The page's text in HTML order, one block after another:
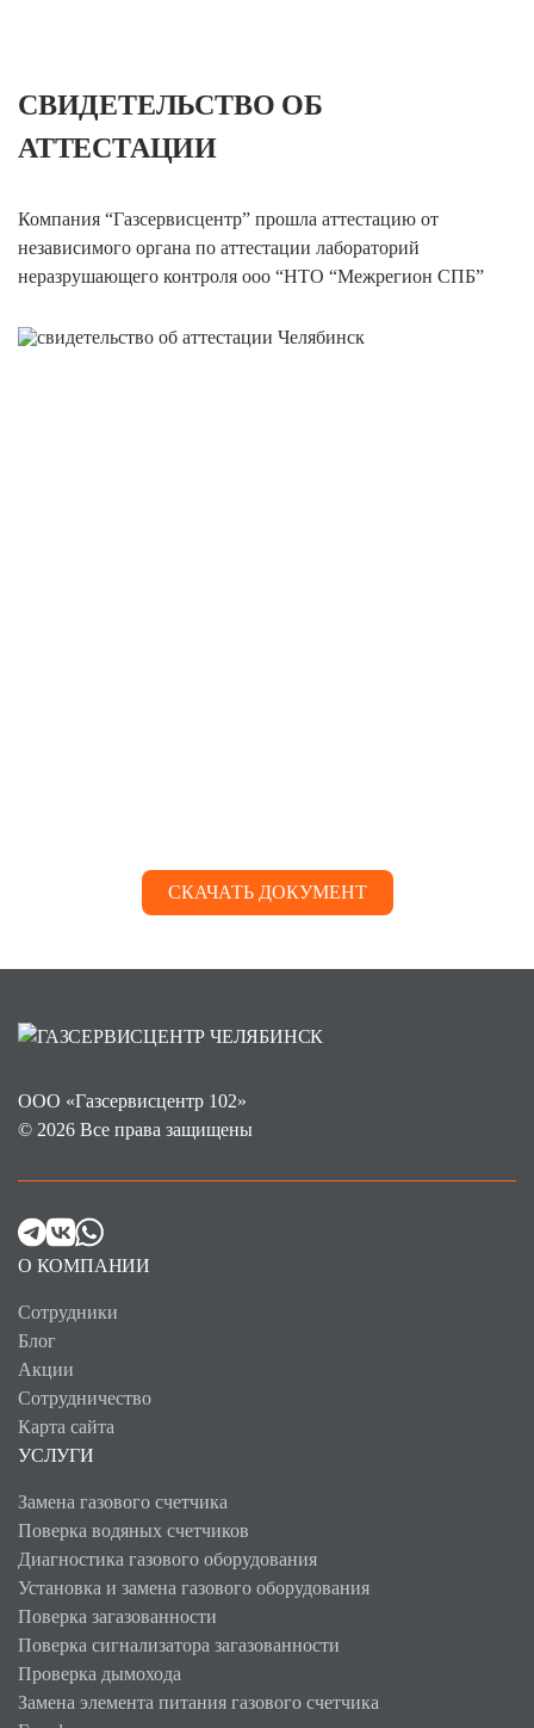
СВИДЕТЕЛЬСТВО ОБ
АТТЕСТАЦИИ
Компания “Газсервисцентр” прошла аттестацию от
независимого органа по аттестации лабораторий
неразрушающего контроля ооо “НТО “Межрегион СПБ”
СКАЧАТЬ ДОКУМЕНТ
ООО «Газсервисцентр 102»
© 2026 Все права защищены
О КОМПАНИИ
Сотрудники
Блог
Акции
Сотрудничество
Карта сайта
УСЛУГИ
Замена газового счетчика
Поверка водяных счетчиков
Диагностика газового оборудования
Установка и замена газового оборудования
Поверка загазованности
Поверка сигнализатора загазованности
Проверка дымохода
Замена элемента питания газового счетчика